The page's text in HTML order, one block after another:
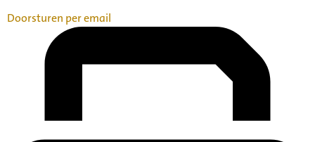
Doorsturen per email